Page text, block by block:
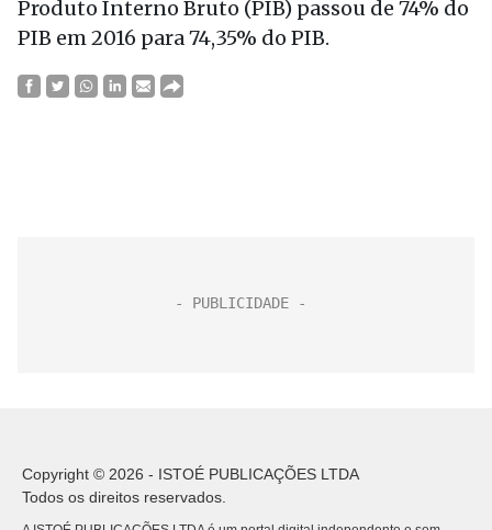
Produto Interno Bruto (PIB) passou de 74% do
PIB em 2016 para 74,35% do PIB.
Copyright © 2026 - ISTOÉ PUBLICAÇÕES LTDA
Todos os direitos reservados.